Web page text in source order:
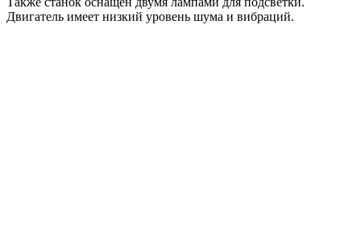
Двигатель имеет низкий уровень шума и вибраций.